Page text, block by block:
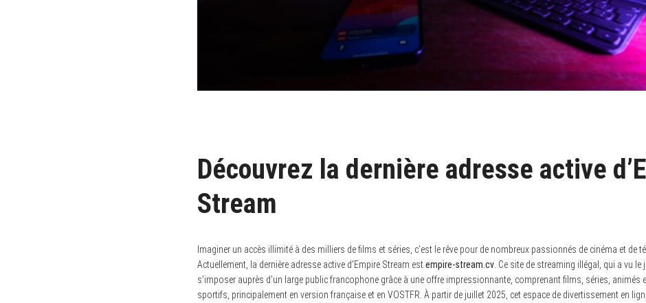
Découvrez la dernière adresse active
Stream
Imaginer un accès illimité à des milliers de films et séries, c’est le rêve pour de nombreux passionnés de cinéma et de
Actuellement, la dernière adresse active d’Empire Stream estempire-stream.cv . Ce site de streaming illégal, qui a vu
s’imposer auprès d’un large public francophone grâce à une offre impressionnante, comprenant films, séries, animés
sportifs, principalement en version française et en VOSTFR. À partir de juillet 2025, cet espace de divertissement en